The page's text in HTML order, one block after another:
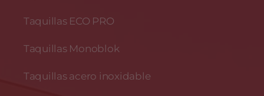
Taquillas ECO PRO
Taquillas Monoblok
Taquillas acero inoxidable